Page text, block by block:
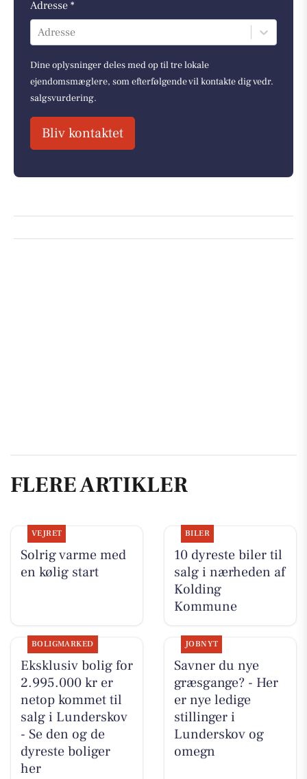
Adresse *
Adresse
Dine oplysninger deles med op til tre lokale
ejendomsmæglere, som efterfølgende vil kontakte dig vedr.
salgsvurdering.
Bliv kontaktet
FLERE ARTIKLER
VEJRET
Solrig varme med
en kølig start
BILER
10 dyreste biler til
salg i nærheden af
Kolding
Kommune
BOLIGMARKED
Eksklusiv bolig for
2.995.000 kr er
netop kommet til
salg i Lunderskov
- Se den og de
dyreste boliger
her
JOBNYT
Savner du nye
græsgange? - Her
er nye ledige
stillinger i
Lunderskov og
omegn